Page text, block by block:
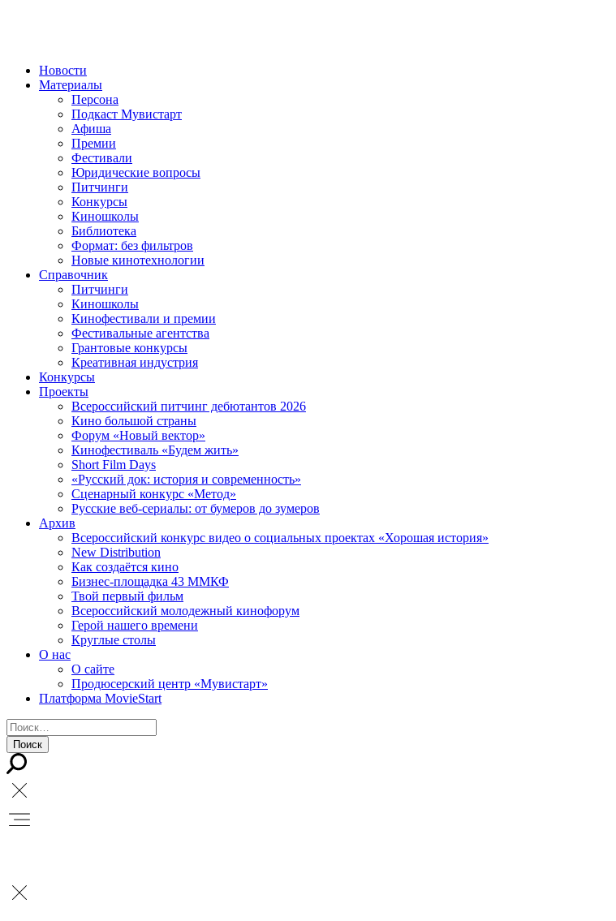
Новости
Материалы
Персона
Подкаст Мувистарт
Афиша
Премии
Фестивали
Юридические вопросы
Питчинги
Конкурсы
Киношколы
Библиотека
Формат: без фильтров
Новые кинотехнологии
Справочник
Питчинги
Киношколы
Кинофестивали и премии
Фестивальные агентства
Грантовые конкурсы
Креативная индустрия
Конкурсы
Проекты
Всероссийский питчинг дебютантов 2026
Кино большой страны
Форум «Новый вектор»
Кинофестиваль «Будем жить»
Short Film Days
«Русский док: история и современность»
Сценарный конкурс «Метод»
Русские веб-сериалы: от бумеров до зумеров
Архив
Всероссийский конкурс видео о социальных проектах «Хорошая история»
New Distribution
Как создаётся кино
Бизнес-площадка 43 ММКФ
Твой первый фильм
Всероссийский молодежный кинофорум
Герой нашего времени
Круглые столы
О нас
О сайте
Продюсерский центр «Мувистарт»
Платформа MovieStart